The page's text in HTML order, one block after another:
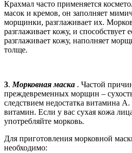
Крахмал часто применяется
масок и кремов, он заполняет
морщинки, разглаживает их.
разглаживает кожу, и способствует
разглаживает кожу, наполняет
толще.
3. Морковная маска . Частой
преждевременных морщин –
следствием недостатка витамина
витамин. Если у вас сухая кожа
употребляйте морковь.
Для приготовления морковной
необходимо: